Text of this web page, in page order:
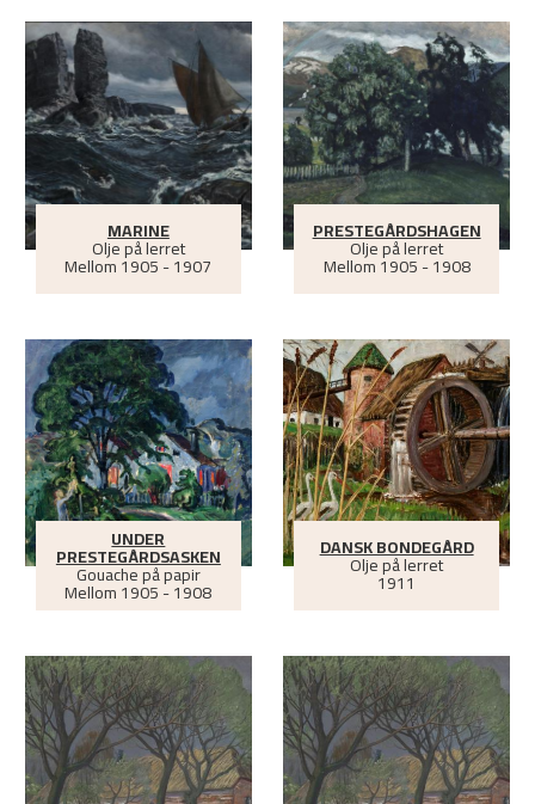
MARINE
Olje på lerret
Mellom1905 - 1907
PRESTEGÅRDSHAGEN
Olje på lerret
Mellom1905 - 1908
UNDER
PRESTEGÅRDSASKEN
Gouache på papir
Mellom1905 - 1908
DANSK BONDEGÅRD
Olje på lerret
1911